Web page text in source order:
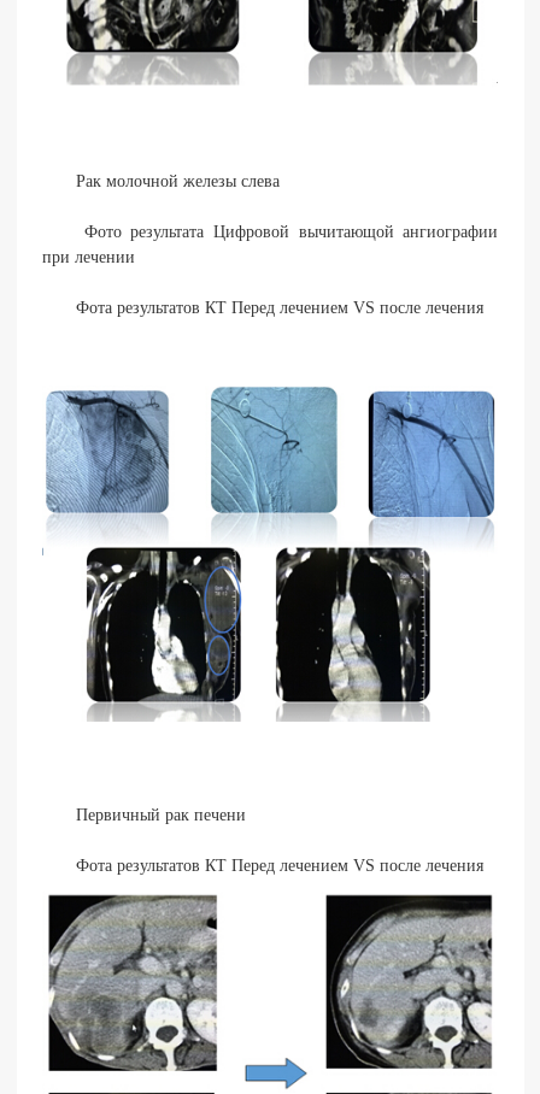
Рак молочной железы слева
Фото результата Цифровой вычитающой ангиографии
при лечении
Фота результатов КТ Перед лечением VS после лечения
Первичный рак печени
Фота результатов КТ Перед лечением VS после лечения